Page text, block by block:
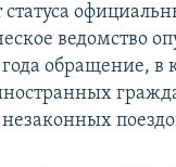
ведомство
обращение, в
незаконных